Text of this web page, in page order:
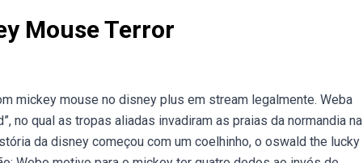
Mouse Terror
mickey mouse no disney plus em stream legalmente. Weba
no qual as tropas aliadas invadiram as praias da normandia na
da disney começou com um coelhinho, o oswald the lucky